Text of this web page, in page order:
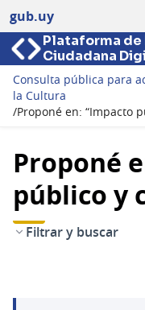
gub.uy
Plataforma
Ciudadana
Consulta pública para
la Cultura
/Proponé en: “Impacto
Proponé
público y
Filtrar y buscar